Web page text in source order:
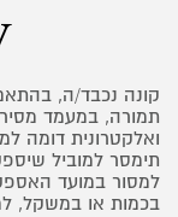
קונה נכבד/ה,
תמורה, במעמד
ואלקטרונית דומה
תימסר למוביל
למסור במועד
בכמות או במשקל,